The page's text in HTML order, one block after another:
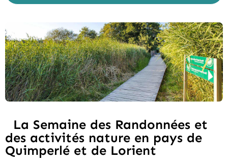
La Semaine des Randonnées et
des activités nature en pays de
Quimperlé et de Lorient